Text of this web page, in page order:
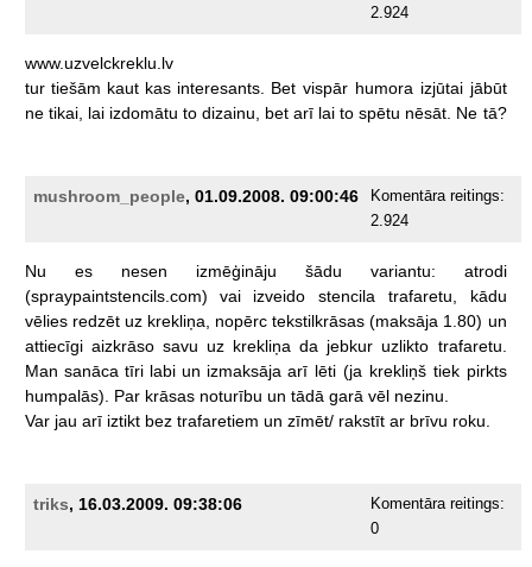
2.924
www.uzvelckreklu.lv
tur tiešām kaut kas interesants. Bet vispār humora izjūtai jābūt
ne tikai, lai izdomātu to dizainu, bet arī lai to spētu nēsāt. Ne tā?
mushroom_people, 01.09.2008. 09:00:46
Komentāra reitings:
2.924
Nu es nesen izmēģināju šādu variantu:
atrodi
(spraypaintstencils.com)
vai izveido stencila trafaretu,
kādu
vēlies redzēt uz krekliņa, nopērc tekstilkrāsas (maksāja 1.80) un
attiecīgi aizkrāso savu uz krekliņa da jebkur uzlikto trafaretu.
Man sanāca tīri labi un izmaksāja arī lēti (ja krekliņš tiek pirkts
humpalās).
Par krāsas noturību un tādā garā vēl nezinu.
Var jau arī iztikt bez trafaretiem un zīmēt/ rakstīt ar brīvu roku.
triks, 16.03.2009. 09:38:06
Komentāra reitings:
0